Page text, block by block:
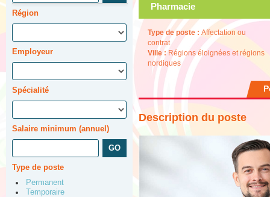
Région
Employeur
Spécialité
Salaire minimum (annuel)
Type de poste
Permanent
Temporaire
Pharmacie
Type de poste : Affectation ou
contrat
Ville : Régions éloignées et régions
nordiques
Description du poste